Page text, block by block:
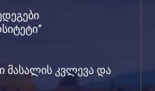
მასალის კვლევა და